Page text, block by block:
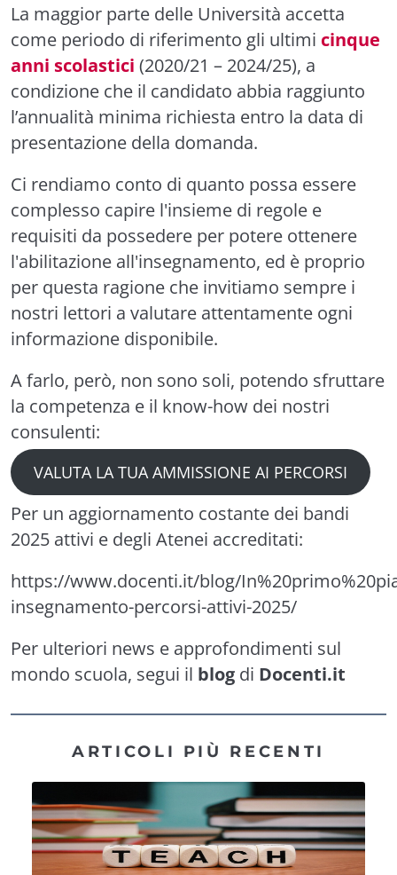
La maggior parte delle Università accetta
come periodo di riferimento gli ultimi cinque
anni scolastici (2020/21 – 2024/25), a
condizione che il candidato abbia raggiunto
l’annualità minima richiesta entro la data di
presentazione della domanda.
Ci rendiamo conto di quanto possa essere
complesso capire l'insieme di regole e
requisiti da possedere per potere ottenere
l'abilitazione all'insegnamento, ed è proprio
per questa ragione che invitiamo sempre i
nostri lettori a valutare attentamente ogni
informazione disponibile.
A farlo, però, non sono soli, potendo sfruttare
la competenza e il know-how dei nostri
consulenti:
VALUTA LA TUA AMMISSIONE AI PERCORSI
Per un aggiornamento costante dei bandi
2025 attivi e degli Atenei accreditati:
https://www.docenti.it/blog/
insegnamento-percorsi-attivi-2025/
Per ulteriori news e approfondimenti sul
mondo scuola, segui il blog di Docenti.it
ARTICOLI PIÙ RECENTI